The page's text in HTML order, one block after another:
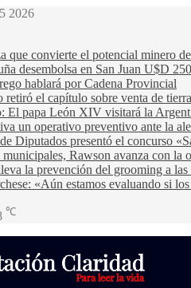
2026
que convierte el potencial minero
desembolsa en San Juan U$D
hablará por Cadena Provincial
el capítulo sobre venta de
El papa León XIV visitará la
un operativo preventivo ante la
Diputados presentó el concurso
Rawson avanza con
la prevención del grooming a
«Aún estamos evaluando si
℃